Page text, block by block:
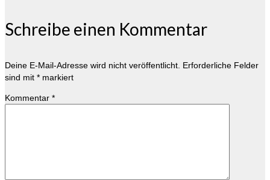
Schreibe einen Kommentar
Deine E-Mail-Adresse wird nicht veröffentlicht. Erforderliche Felder
sind mit * markiert
Kommentar *